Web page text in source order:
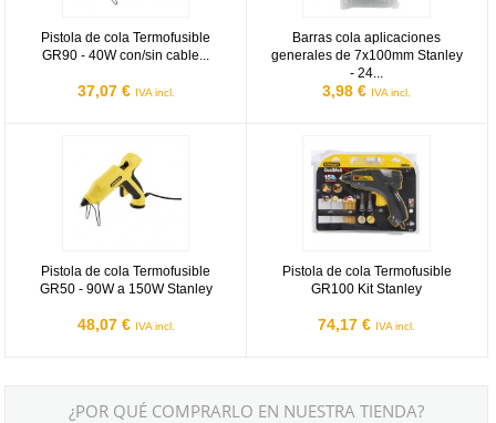
Pistola de cola Termofusible
GR90 - 40W con/sin cable...
37,07 € IVA incl.
Barras cola aplicaciones
generales de 7x100mm Stanley
- 24...
3,98 € IVA incl.
Pistola de cola Termofusible
GR50 - 90W a 150W Stanley
48,07 € IVA incl.
Pistola de cola Termofusible
GR100 Kit Stanley
74,17 € IVA incl.
¿POR QUÉ COMPRARLO EN NUESTRA TIENDA?